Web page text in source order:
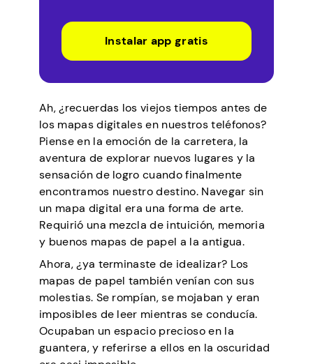
Instalar app gratis
Ah, ¿recuerdas los viejos tiempos antes de
los mapas digitales en nuestros teléfonos?
Piense en la emoción de la carretera, la
aventura de explorar nuevos lugares y la
sensación de logro cuando finalmente
encontramos nuestro destino. Navegar sin
un mapa digital era una forma de arte.
Requirió una mezcla de intuición, memoria
y buenos mapas de papel a la antigua.
Ahora, ¿ya terminaste de idealizar? Los
mapas de papel también venían con sus
molestias. Se rompían, se mojaban y eran
imposibles de leer mientras se conducía.
Ocupaban un espacio precioso en la
guantera, y referirse a ellos en la oscuridad